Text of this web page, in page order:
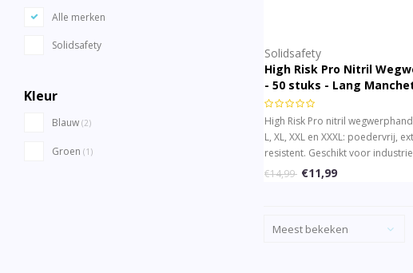
Alle merken
Solidsafety
Kleur
Blauw (2)
Groen (1)
Solidsafety
High Risk Pro Nitril
- 50 stuks - Lang
High Risk Pro nitril
L, XL, XXL en XXXL: poedervrij,
resistent. Geschikt voor
Optimale grip en comfort,
€14,99 €11,99
Meest bekeken